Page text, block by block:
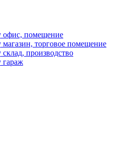
помещение
торговое помещение
производство